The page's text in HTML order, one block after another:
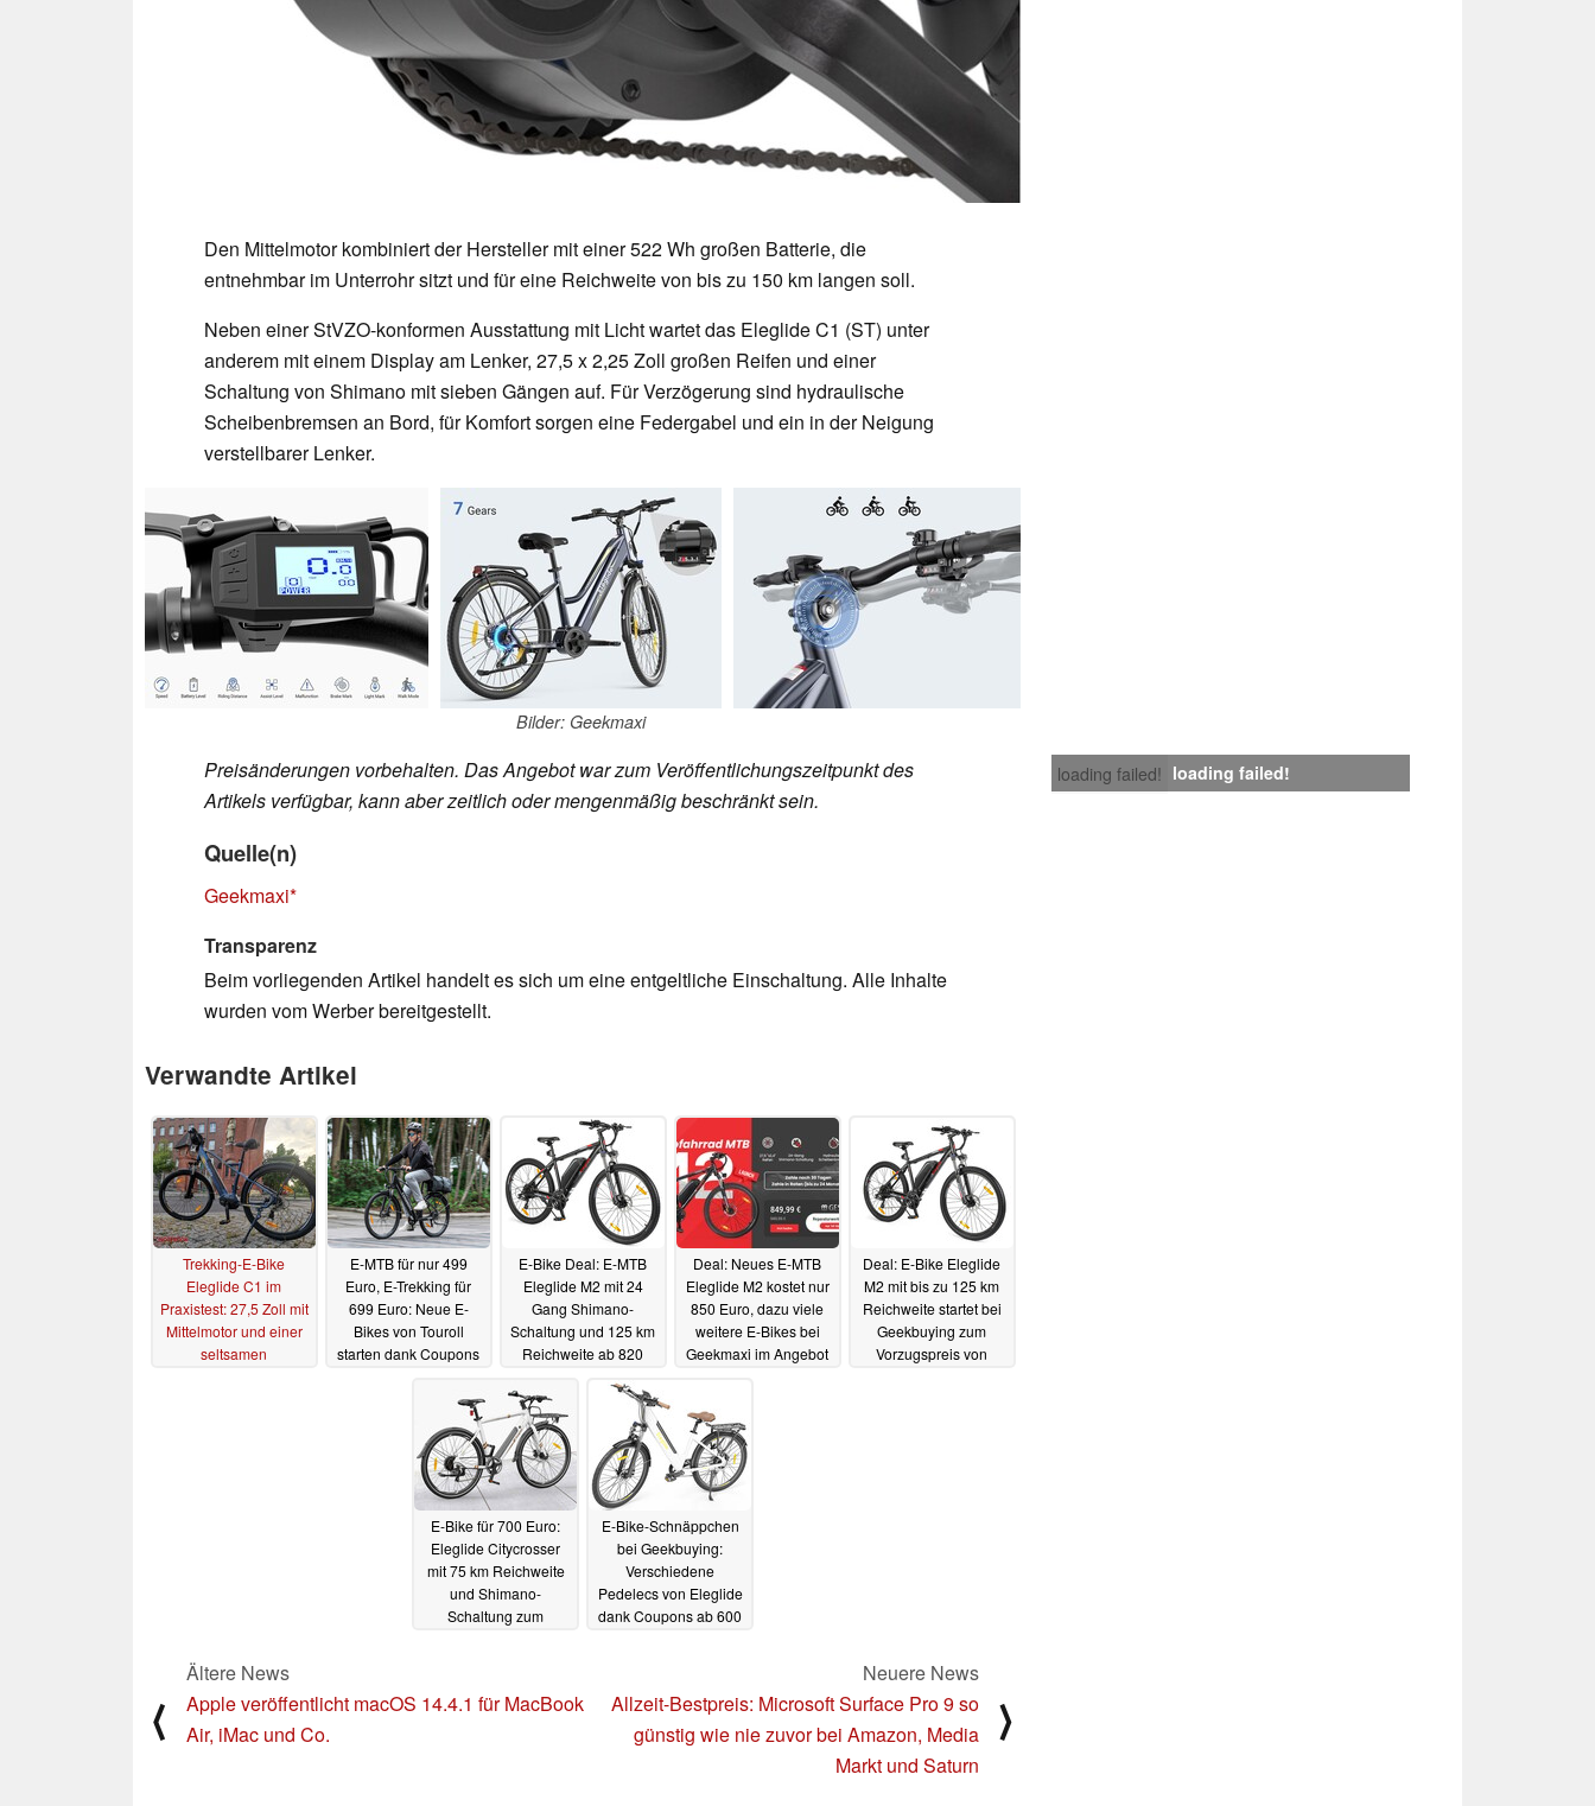
Den Mittelmotor kombiniert der Hersteller mit einer 522 Wh großen Batterie, die
entnehmbar im Unterrohr sitzt und für eine Reichweite von bis zu 150 km langen soll.
Neben einer StVZO-konformen Ausstattung mit Licht wartet das Eleglide C1 (ST) unter
anderem mit einem Display am Lenker, 27,5 x 2,25 Zoll großen Reifen und einer
Schaltung von Shimano mit sieben Gängen auf. Für Verzögerung sind hydraulische
Scheibenbremsen an Bord, für Komfort sorgen eine Federgabel und ein in der Neigung
verstellbarer Lenker.
Bilder: Geekmaxi
loading failed! loading failed!
Preisänderungen vorbehalten. Das Angebot war zum Veröffentlichungszeitpunkt des
Artikels verfügbar, kann aber zeitlich oder mengenmäßig beschränkt sein.
Quelle(n)
Geekmaxi
Transparenz
Beim vorliegenden Artikel handelt es sich um eine entgeltliche Einschaltung. Alle Inhalte
wurden vom Werber bereitgestellt.
Verwandte Artikel
Trekking-E-Bike
Eleglide C1 im
Praxistest: 27,5 Zoll mit
Mittelmotor und einer
seltsamen
E-MTB für nur 499
Euro, E-Trekking für
699 Euro: Neue E-
Bikes von Touroll
starten dank Coupons
E-Bike Deal: E-MTB
Eleglide M2 mit 24
Gang Shimano-
Schaltung und 125 km
Reichweite ab 820
Deal: Neues E-MTB
Eleglide M2 kostet nur
850 Euro, dazu viele
weitere E-Bikes bei
Geekmaxi im Angebot
Deal: E-Bike Eleglide
M2 mit bis zu 125 km
Reichweite startet bei
Geekbuying zum
Vorzugspreis von
E-Bike für 700 Euro:
Eleglide Citycrosser
mit 75 km Reichweite
und Shimano-
Schaltung zum
E-Bike-Schnäppchen
bei Geekbuying:
Verschiedene
Pedelecs von Eleglide
dank Coupons ab 600
⟨
Ältere News
Apple veröffentlicht macOS 14.4.1 für MacBook
Air, iMac und Co.
Neuere News
Allzeit-Bestpreis: Microsoft Surface Pro 9 so
günstig wie nie zuvor bei Amazon, Media
Markt und Saturn
⟩